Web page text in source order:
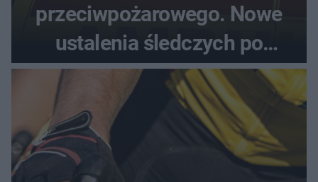
przeciwpożarowego. Nowe
ustalenia śledczych po
dramatycznej akcji